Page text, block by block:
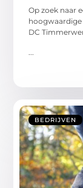
Op zoek naar
DC
BEDRIJVEN